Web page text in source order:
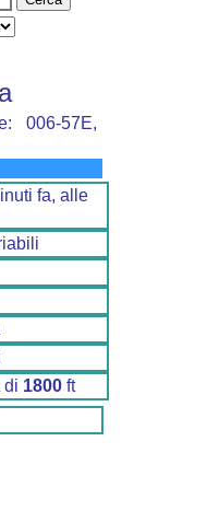
006-57E,
fa, alle
di 1800ft